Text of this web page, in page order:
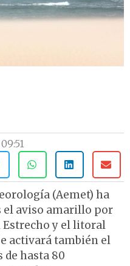
09:51
(Aemet) ha
el aviso amarillo por
Estrecho y el litoral
activará también el
hasta 80